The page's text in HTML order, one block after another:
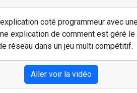
coté programmeur avec
explication de comment est géré le
réseau dans un jeu multi compétitif.
Aller voir la vidéo